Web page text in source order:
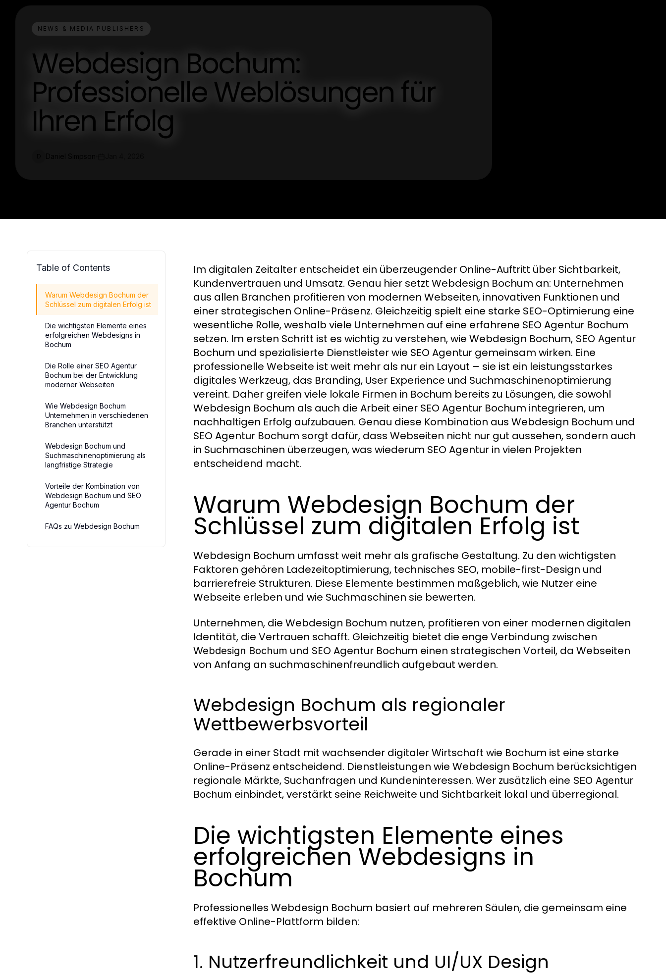
NEWS & MEDIA PUBLISHERS
Webdesign Bochum:
Professionelle Weblösungen für
Ihren Erfolg
Table of Contents
Warum Webdesign Bochum der
Schlüssel zum digitalen Erfolg ist
Die wichtigsten Elemente eines
erfolgreichen Webdesigns in
Bochum
Die Rolle einer SEO Agentur
Bochum bei der Entwicklung
moderner Webseiten
Wie Webdesign Bochum
Unternehmen in verschiedenen
Branchen unterstützt
Webdesign Bochum und
Suchmaschinenoptimierung als
langfristige Strategie
Vorteile der Kombination von
Webdesign Bochum und SEO
Agentur Bochum
FAQs zu Webdesign Bochum
Im digitalen Zeitalter entscheidet ein überzeugender Online-Auftritt über Sichtbarkeit,
Kundenvertrauen und Umsatz. Genau hier setzt Webdesign Bochum an: Unternehmen
aus allen Branchen profitieren von modernen Webseiten, innovativen Funktionen und
einer strategischen Online-Präsenz. Gleichzeitig spielt eine starke SEO-Optimierung eine
wesentliche Rolle, weshalb viele Unternehmen auf eine erfahrene SEO Agentur Bochum
setzen. Im ersten Schritt ist es wichtig zu verstehen, wie Webdesign Bochum, SEO Agentur
Bochum und spezialisierte Dienstleister wie SEO Agentur gemeinsam wirken. Eine
professionelle Webseite ist weit mehr als nur ein Layout – sie ist ein leistungsstarkes
digitales Werkzeug, das Branding, User Experience und Suchmaschinenoptimierung
vereint. Daher greifen viele lokale Firmen in Bochum bereits zu Lösungen, die sowohl
Webdesign Bochum als auch die Arbeit einer SEO Agentur Bochum integrieren, um
nachhaltigen Erfolg aufzubauen. Genau diese Kombination aus Webdesign Bochum und
SEO Agentur Bochum sorgt dafür, dass Webseiten nicht nur gut aussehen, sondern auch
in Suchmaschinen überzeugen, was wiederum SEO Agentur in vielen Projekten
entscheidend macht.
Warum Webdesign Bochum der
Schlüssel zum digitalen Erfolg ist
Webdesign Bochum umfasst weit mehr als grafische Gestaltung. Zu den wichtigsten
Faktoren gehören Ladezeitoptimierung, technisches SEO, mobile-first-Design und
barrierefreie Strukturen. Diese Elemente bestimmen maßgeblich, wie Nutzer eine
Webseite erleben und wie Suchmaschinen sie bewerten.
Unternehmen, die Webdesign Bochum nutzen, profitieren von einer modernen digitalen
Identität, die Vertrauen schafft. Gleichzeitig bietet die enge Verbindung zwischen
Webdesign Bochum und SEO Agentur Bochum einen strategischen Vorteil, da Webseiten
von Anfang an suchmaschinenfreundlich aufgebaut werden.
Webdesign Bochum als regionaler
Wettbewerbsvorteil
Gerade in einer Stadt mit wachsender digitaler Wirtschaft wie Bochum ist eine starke
Online-Präsenz entscheidend. Dienstleistungen wie Webdesign Bochum berücksichtigen
regionale Märkte, Suchanfragen und Kundeninteressen. Wer zusätzlich eine SEO Agentur
Bochum einbindet, verstärkt seine Reichweite und Sichtbarkeit lokal und überregional.
Die wichtigsten Elemente eines
erfolgreichen Webdesigns in
Bochum
Professionelles Webdesign Bochum basiert auf mehreren Säulen, die gemeinsam eine
effektive Online-Plattform bilden:
1. Nutzerfreundlichkeit und UI/UX Design